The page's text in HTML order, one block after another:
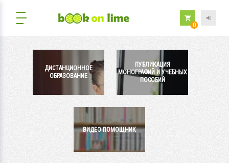
0
ДИСТАНЦИОННОЕ
ОБРАЗОВАНИЕ
ПУБЛИКАЦИЯ
МОНОГРАФИЙ И УЧЕБНЫХ
ПОСОБИЙ
ВИДЕО ПОМОЩНИК